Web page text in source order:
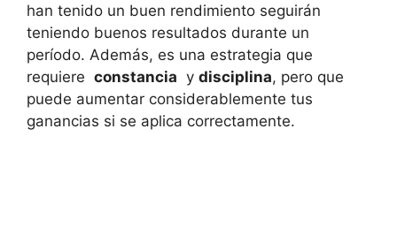
‍han ⁤tenido un buen rendimiento‍ seguirán⁢
teniendo buenos resultados ⁣durante ⁣un⁢
período.⁣ Además,‌ es una estrategia que
requiere ⁢ constancia ‍ y disciplina,‍ pero que
puede aumentar considerablemente tus
ganancias si se ​aplica correctamente.